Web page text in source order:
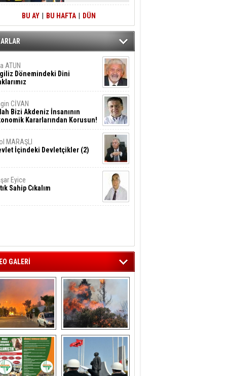
BU AY BU HAFTA DÜN
ATUN
Dönemindeki Dini
CİVAN
Bizi Akdeniz İnsanının
Kararlarından Korusun!
MARAŞLI
İçindeki Devletçikler (2)
Eyice
Sahip Cıkalım
GALERİ
‘da  otluk
alanda çıkan
yangın evlere
sıçramadan
söndürüldü
Aliağa'nın Ciğerleri